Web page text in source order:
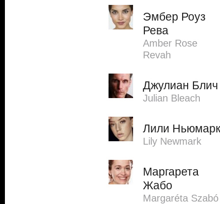
Эмбер Роуз
Рева
Amber Rose
Revah
Джулиан Блич
Julian Bleach
Лили Ньюмарк
Lily Newmark
Маргарета
Жабо
Margaréta Szabó